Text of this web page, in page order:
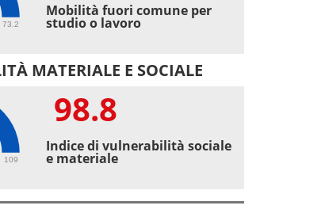
73.2
Mobilità fuori comune per
studio o lavoro
MATERIALE E SOCIALE
109
98.8
Indice di vulnerabilità sociale
e materiale